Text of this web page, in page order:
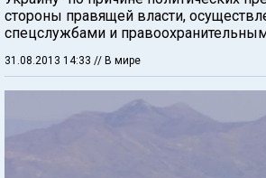
стороны правящей власти,
спецслужбами и
31.08.2013 14:33 // В мире